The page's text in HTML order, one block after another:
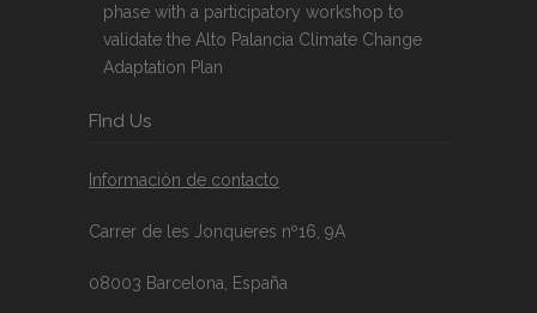
phase with a participatory workshop to
validate the Alto Palancia Climate Change
Adaptation Plan
FInd Us
Información de contacto
Carrer de les Jonqueres nº16, 9A
08003 Barcelona, España